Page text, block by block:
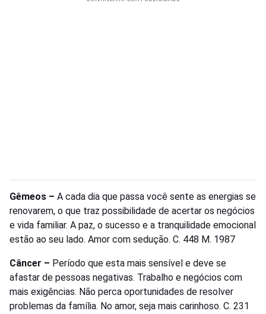
Gêmeos – A cada dia que passa você sente as energias se
renovarem, o que traz possibilidade de acertar os negócios
e vida familiar. A paz, o sucesso e a tranquilidade emocional
estão ao seu lado. Amor com sedução. C. 448 M. 1987
Câncer – Período que esta mais sensível e deve se
afastar de pessoas negativas. Trabalho e negócios com
mais exigências. Não perca oportunidades de resolver
problemas da família. No amor, seja mais carinhoso. C. 231